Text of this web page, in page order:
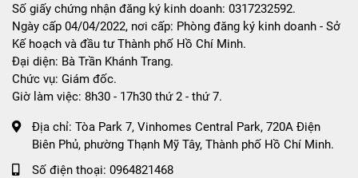
Số giấy chứng nhận đăng ký kinh doanh: 0317232592.
Ngày cấp 04/04/2022, nơi cấp: Phòng đăng ký kinh doanh - Sở
Kế hoạch và đầu tư Thành phố Hồ Chí Minh.
Đại diện: Bà Trần Khánh Trang.
Chức vụ: Giám đốc.
Giờ làm việc: 8h30 - 17h30 thứ 2 - thứ 7.
Địa chỉ: Tòa Park 7, Vinhomes Central Park, 720A Điện
Biên Phủ, phường Thạnh Mỹ Tây, Thành phố Hồ Chí Minh.
Số điện thoại: 0964821468